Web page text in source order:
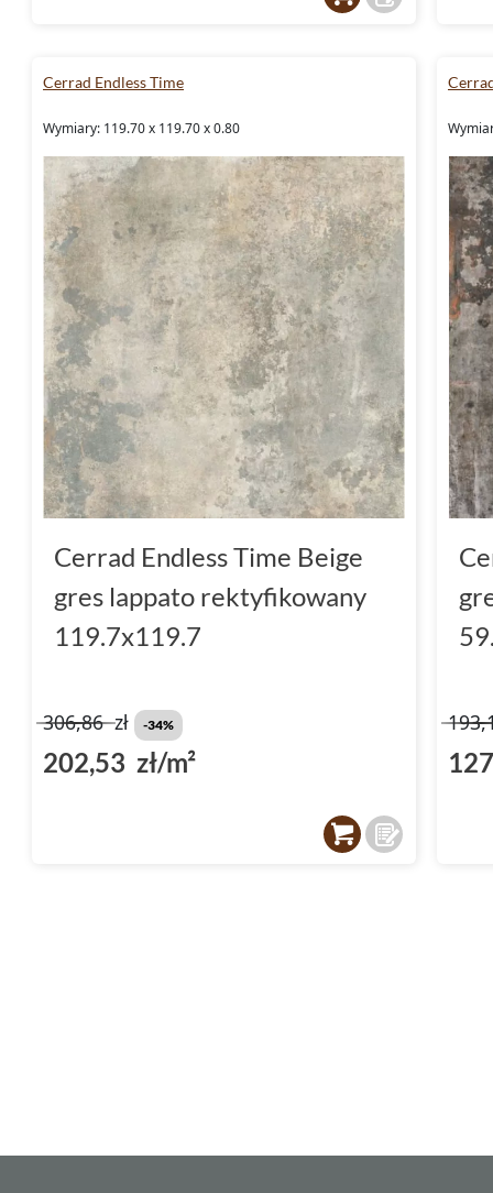
Cerrad Endless Time
Wymiary: 119.70 x 119.70 x 0.80
Cerrad Endless Time Beige
gres lappato rektyfikowany
119.7x119.7
306,86zł -34%
202,53 zł/m²